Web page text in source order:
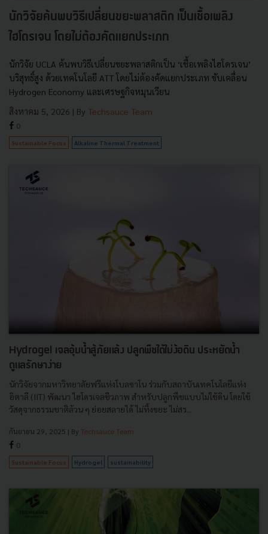
นักวิจัยค้นพบวิธีเปลี่ยนขยะพลาสติก เป็นเชื้อเพลิง
ไฮโดรเจน โดยไม่ต้องคัดแยกประเภท
นักวิจัย UCLA ค้นพบวิธีเปลี่ยนขยะพลาสติกเป็น ‘เชื้อเพลิงไฮโดรเจน’
บริสุทธิ์สูง ด้วยเทคโนโลยี ATT โดยไม่ต้องคัดแยกประเภท ขับเคลื่อน
Hydrogen Economy และเศรษฐกิจหมุนเวียน
สิงหาคม 5, 2026 | By Techsauce Team
0
Sustainable Focus Alkaline Thermal Treatment
Hydrogel เจลอุ้มน้ำสู้ภัยแล้ง ปลูกพืชได้ไม่ง้อดิน ประหยัดน้ำ
ดูแลรักษาง่าย
นักวิจัยจากมหาวิทยาลัยฟรีแห่งโบลซาโน ร่วมกับสถาบันเทคโนโลยีแห่ง
อิตาลี (IIT) พัฒนา ไฮโดรเจลชีวภาพ สำหรับปลูกพืชแบบไม่ใช้ดิน โดยใช้
วัสดุจากธรรมชาติล้วน ๆ ย่อยสลายได้ ไม่ทิ้งขยะ ไม่สร...
กันยายน 29, 2025 | By Techsauce Team
0
Sustainable Focus Hydrogel sustainability